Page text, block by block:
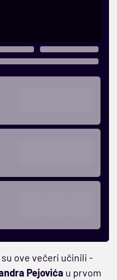
ove večeri učinili -
Pejovića u prvom